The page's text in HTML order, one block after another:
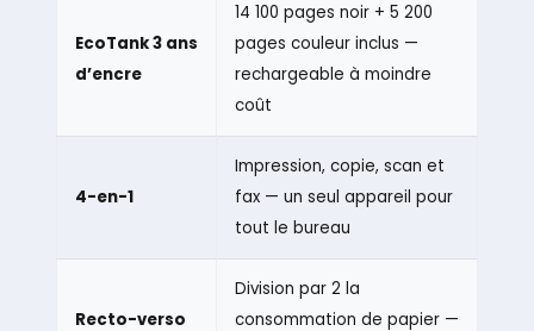
EcoTank 3 ans
d’encre
14 100 pages noir + 5 200
pages couleur inclus —
rechargeable à moindre
coût
4-en-1
Impression, copie, scan et
fax — un seul appareil pour
tout le bureau
Recto-verso
Division par 2 la
consommation de papier —